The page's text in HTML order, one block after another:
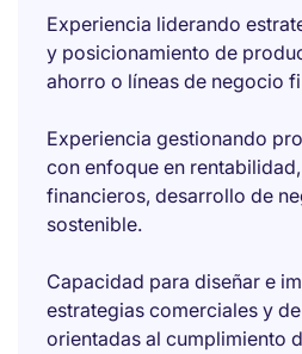
Experiencia liderando
y posicionamiento de
ahorro o líneas de negocio
Experiencia gestionando
con enfoque en
financieros, desarrollo de
sostenible.
Capacidad para diseñar e
estrategias comerciales y
orientadas al cumplimiento